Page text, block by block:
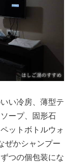
い冷房、薄型テ
ープ、固形石
ットボトルウォ
ぜかシャンプー
つの個包装にな